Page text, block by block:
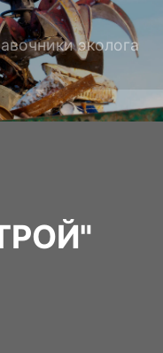
эколога